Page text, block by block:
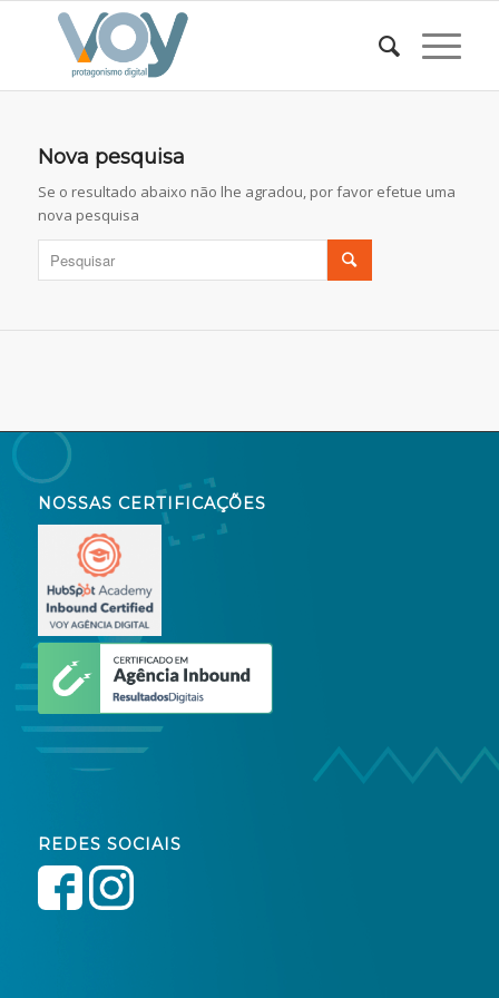
Nova pesquisa
Se o resultado abaixo não lhe agradou, por favor efetue uma
nova pesquisa
NOSSAS CERTIFICAÇÕES
REDES SOCIAIS